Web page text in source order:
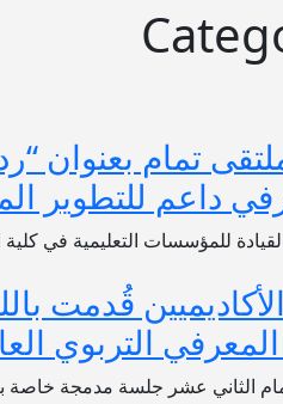
تمام
للتطوير المستند
للمؤسسات التعليمية في كلية
قُدمت
التربوي العالمي.
الثاني عشر جلسة مدمجة خاصة